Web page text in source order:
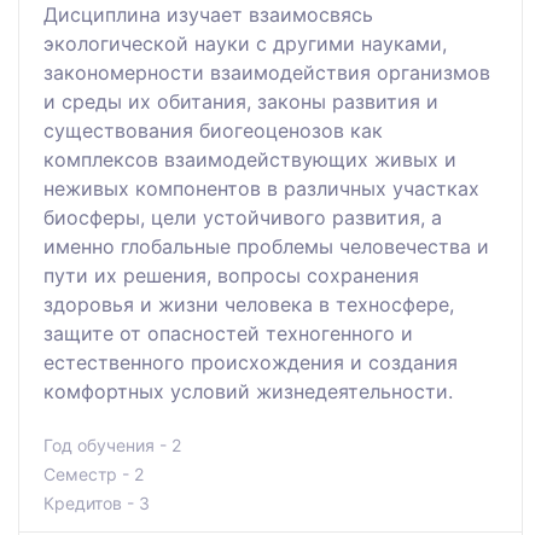
Дисциплина изучает взаимосвясь
экологической науки с другими науками,
закономерности взаимодействия организмов
и среды их обитания, законы развития и
существования биогеоценозов как
комплексов взаимодействующих живых и
неживых компонентов в различных участках
биосферы, цели устойчивого развития, а
именно глобальные проблемы человечества и
пути их решения, вопросы сохранения
здоровья и жизни человека в техносфере,
защите от опасностей техногенного и
естественного происхождения и создания
комфортных условий жизнедеятельности.
Год обучения - 2
Семестр - 2
Кредитов - 3